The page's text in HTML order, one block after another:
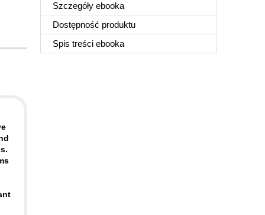
Szczegóły ebooka
Dostępność produktu
Spis treści ebooka